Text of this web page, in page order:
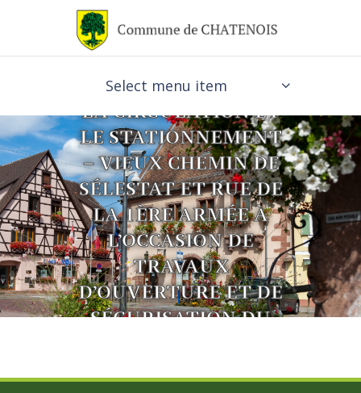
Select menu item
ARRÊTÉ N°2333/2026
– RÉGLEMENTANT
LA CIRCULATION ET
LE STATIONNEMENT
– VIEUX CHEMIN DE
SÉLESTAT ET RUE DE
LA 1ÈRE ARMÉE À
L’OCCASION DE
TRAVAUX
D’OUVERTURE ET DE
SÉCURISATION DU
Arrêté n°2333/2026 – Réglementant la...